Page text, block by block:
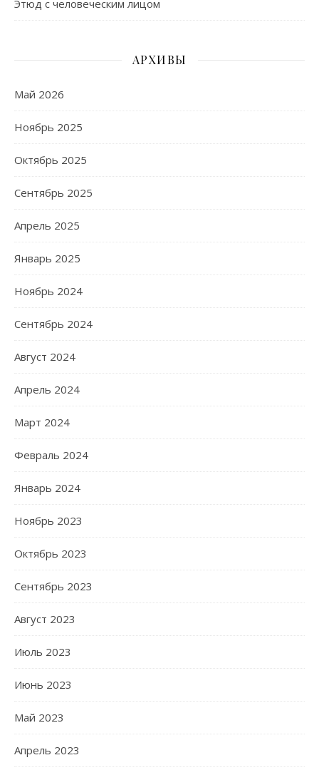
Этюд с человеческим лицом
АРХИВЫ
Май 2026
Ноябрь 2025
Октябрь 2025
Сентябрь 2025
Апрель 2025
Январь 2025
Ноябрь 2024
Сентябрь 2024
Август 2024
Апрель 2024
Март 2024
Февраль 2024
Январь 2024
Ноябрь 2023
Октябрь 2023
Сентябрь 2023
Август 2023
Июль 2023
Июнь 2023
Май 2023
Апрель 2023